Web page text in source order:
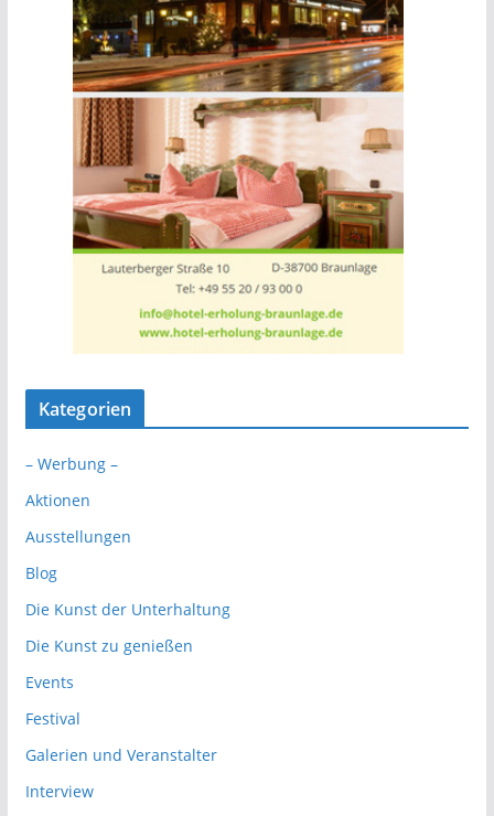
Kategorien
– Werbung –
Aktionen
Ausstellungen
Blog
Die Kunst der Unterhaltung
Die Kunst zu genießen
Events
Festival
Galerien und Veranstalter
Interview